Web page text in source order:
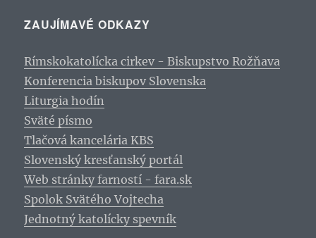
ZAUJÍMAVÉ ODKAZY
Rímskokatolícka cirkev - Biskupstvo Rožňava
Konferencia biskupov Slovenska
Liturgia hodín
Sväté písmo
Tlačová kancelária KBS
Slovenský kresťanský portál
Web stránky farností - fara.sk
Spolok Svätého Vojtecha
Jednotný katolícky spevník